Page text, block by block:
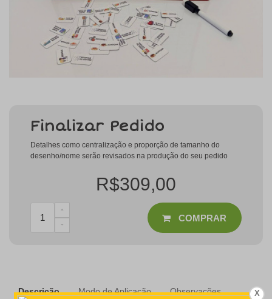
Finalizar Pedido
Detalhes como centralização e proporção de tamanho do
desenho/nome serão revisados na produção do seu pedido
R$309,00
COMPRAR
Descrição Modo de Aplicação Observações X